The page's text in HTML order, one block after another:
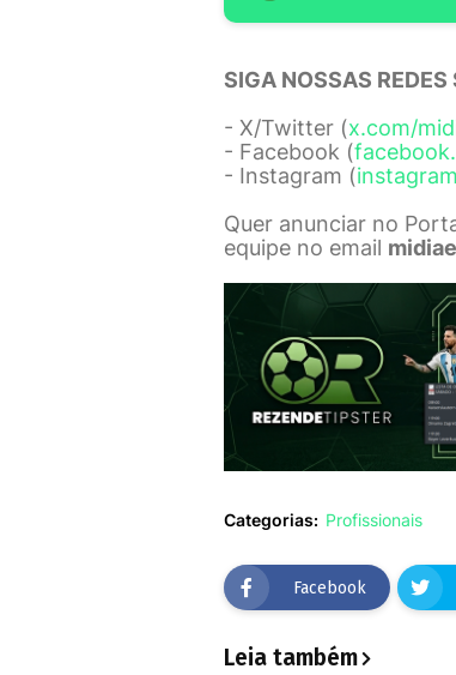
SIGA NOSSAS REDES
- X/Twitter (x.com/
- Facebook (
- Instagram (
Quer anunciar no
equipe no email
Categorias: Profissionais
Facebook
Leia também